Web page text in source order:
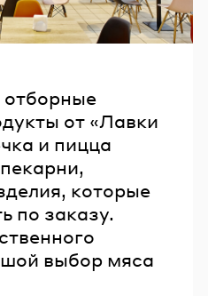
отборные
от «Лавки
и пицца
которые
по заказу.
выбор мяса